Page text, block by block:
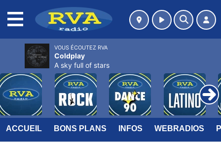
ACCUEIL BONS PLANS INFOS WEBRADIOS
VOUS ÉCOUTEZ RVA
Coldplay
A sky full of stars